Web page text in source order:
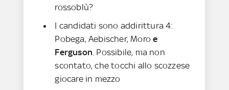
rossoblù?
I candidati sono addirittura 4:
Pobega, Aebischer, Moroe
Ferguson . Possibile, ma non
scontato, che tocchi allo scozzese
giocare in mezzo